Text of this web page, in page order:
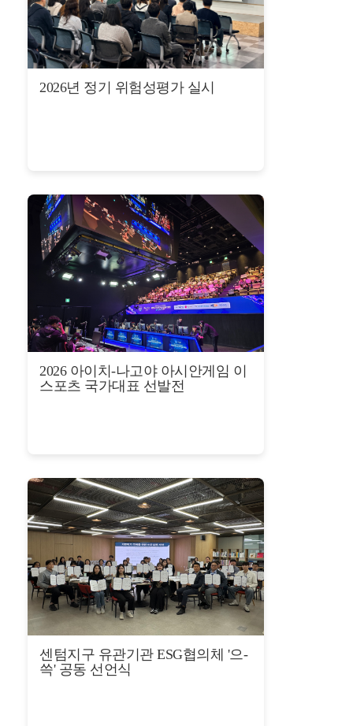
2026년 정기 위험성평가 실시
2026 아이치-나고야 아시안게임 이
스포츠 국가대표 선발전
센텀지구 유관기관 ESG협의체 '으-
쓱' 공동 선언식